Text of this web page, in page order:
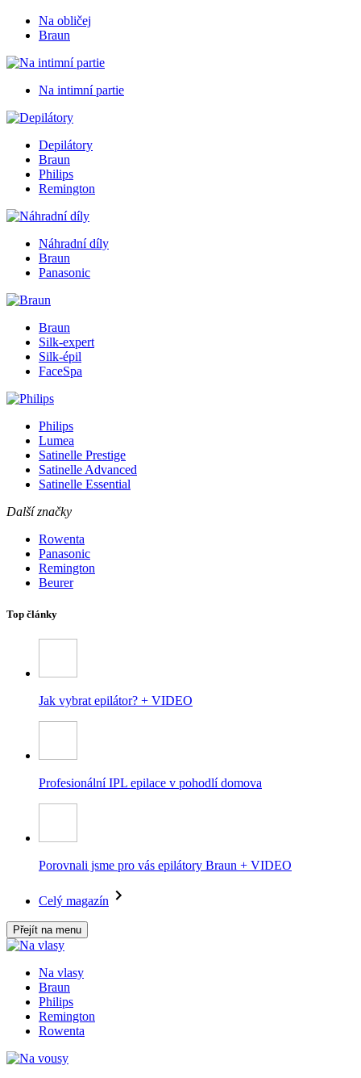
Na obličej
Braun
Na intimní partie
Depilátory
Braun
Philips
Remington
Náhradní díly
Braun
Panasonic
Braun
Silk-expert
Silk-épil
FaceSpa
Philips
Lumea
Satinelle Prestige
Satinelle Advanced
Satinelle Essential
Další značky
Rowenta
Panasonic
Remington
Beurer
Top články
Jak vybrat epilátor? + VIDEO
Profesionální IPL epilace v pohodlí domova
Porovnali jsme pro vás epilátory Braun + VIDEO
Celý magazín
Přejít na menu
Na vlasy
Braun
Philips
Remington
Rowenta